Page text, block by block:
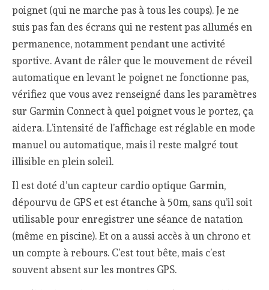
poignet (qui ne marche pas à tous les coups). Je ne
suis pas fan des écrans qui ne restent pas allumés en
permanence, notamment pendant une activité
sportive. Avant de râler que le mouvement de réveil
automatique en levant le poignet ne fonctionne pas,
vérifiez que vous avez renseigné dans les paramètres
sur Garmin Connect à quel poignet vous le portez, ça
aidera. L’intensité de l’affichage est réglable en mode
manuel ou automatique, mais il reste malgré tout
illisible en plein soleil.
Il est doté d’un capteur cardio optique Garmin,
dépourvu de GPS et est étanche à 50m, sans qu’il soit
utilisable pour enregistrer une séance de natation
(même en piscine). Et on a aussi accès à un chrono et
un compte à rebours. C’est tout bête, mais c’est
souvent absent sur les montres GPS.